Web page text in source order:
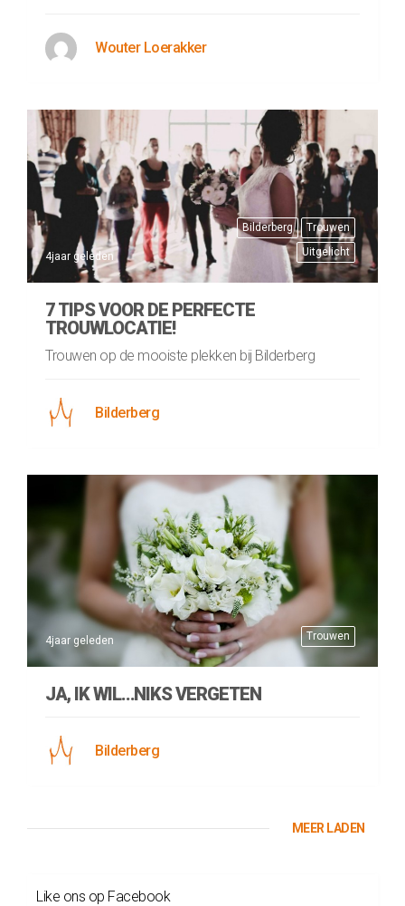
Wouter Loerakker
Bilderberg
Trouwen
Uitgelicht
4jaar geleden
7 TIPS VOOR DE PERFECTE
TROUWLOCATIE!
Trouwen op de mooiste plekken bij Bilderberg
Bilderberg
Trouwen
4jaar geleden
JA, IK WIL…NIKS VERGETEN
Bilderberg
MEER LADEN
Like ons op Facebook